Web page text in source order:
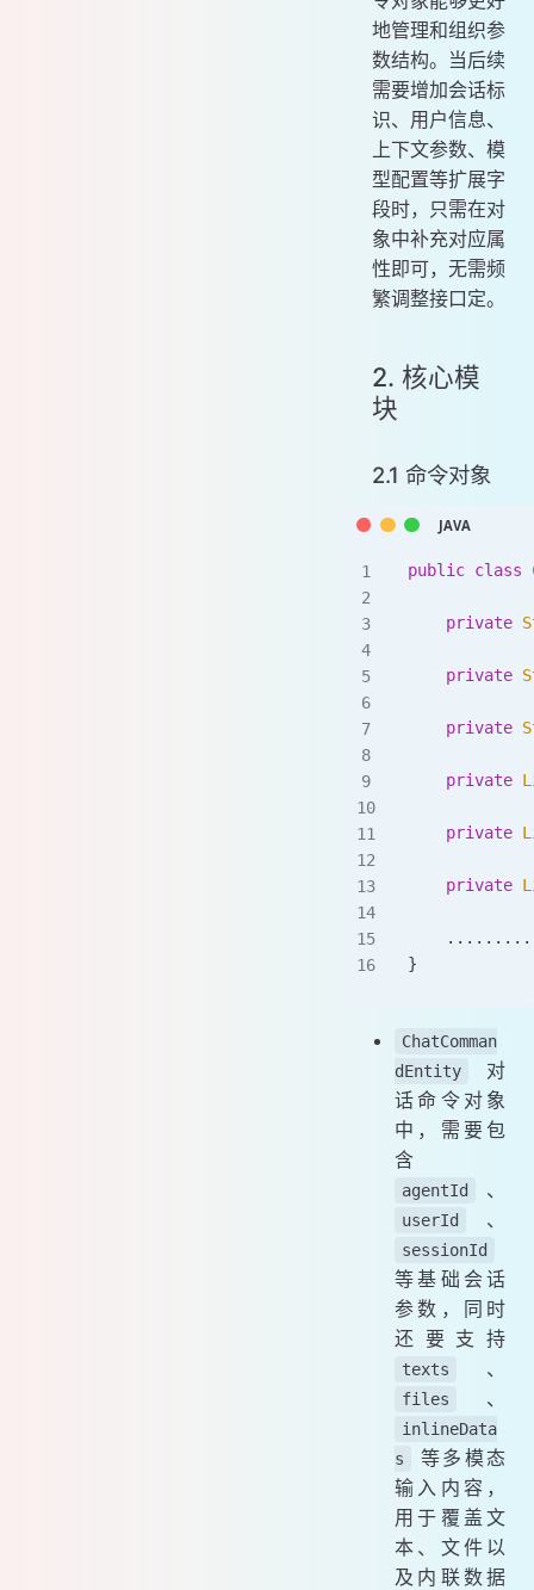
地管理和组织参
数结构。当后续
需要增加会话标
识、用户信息、
上下文参数、模
型配置等扩展字
段时，只需在对
象中补充对应属
性即可，无需频
繁调整接口定。
2. 核心模
块
2.1 命令对象
public class
    private
    private
    private
    private
    private
    private
}
ChatComman
dEntity
对
话命令对象
中，需要包
含
agentId 、
userId 、
sessionId
等基础会话
参数，同时
还要支持
texts 、
files 、
inlineData
s
等多模态
输入内容，
用于覆盖文
本、文件以
及内联数据